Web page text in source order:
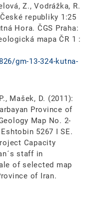
Z., Vodrážka, R.
republiky 1:25
Hora. ČGS Praha:
mapa ČR 1 :
gm-13-324-kutna-
Mašek, D. (2011):
Province of
Map No. 2-
5267 I SE.
Capacity
staff in
of selected map
of Iran.